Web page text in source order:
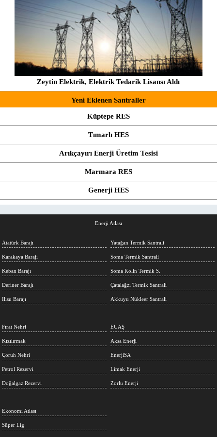
Zeytin Elektrik, Elektrik Tedarik Lisansı Aldı
Yeni Eklenen Santraller
Küptepe RES
Tımarlı HES
Arıkçayırı Enerji Üretim Tesisi
Marmara RES
Generji HES
Enerji Atlası
Atatürk Barajı
Karakaya Barajı
Keban Barajı
Deriner Barajı
Ilısu Barajı
Yatağan Termik Santrali
Soma Termik Santrali
Soma Kolin Termik S.
Çatalağzı Termik Santrali
Akkuyu Nükleer Santrali
Fırat Nehri
Kızılırmak
Çoruh Nehri
Petrol Rezervi
Doğalgaz Rezervi
EÜAŞ
Aksa Enerji
EnerjiSA
Limak Enerji
Zorlu Enerji
Ekonomi Atlası
Süper Lig